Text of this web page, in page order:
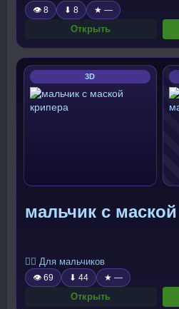
👁 8 ⬇ 8 ★ —
Открыть
3D
мальчик с
🧍‍♂️ Для мальчиков
👁 69 ⬇ 44 ★ —
Открыть